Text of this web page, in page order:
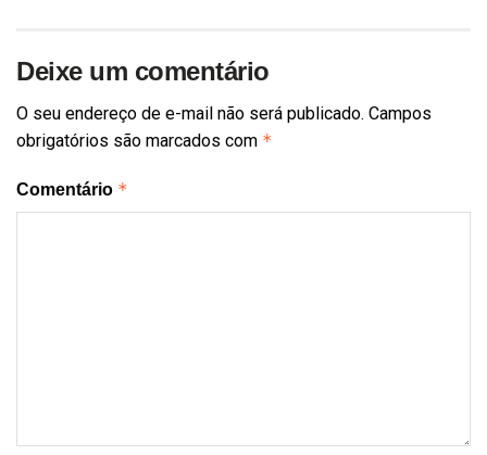
Deixe um comentário
O seu endereço de e-mail não será publicado. Campos
obrigatórios são marcados com *
Comentário *